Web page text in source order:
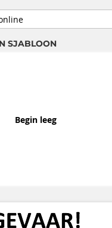
SJABLOON
Begin leeg